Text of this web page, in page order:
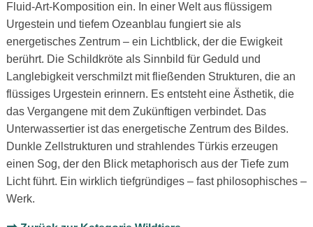
Fluid-Art-Komposition ein. In einer Welt aus flüssigem
Urgestein und tiefem Ozeanblau fungiert sie als
energetisches Zentrum – ein Lichtblick, der die Ewigkeit
berührt. Die Schildkröte als Sinnbild für Geduld und
Langlebigkeit verschmilzt mit fließenden Strukturen, die an
flüssiges Urgestein erinnern. Es entsteht eine Ästhetik, die
das Vergangene mit dem Zukünftigen verbindet. Das
Unterwassertier ist das energetische Zentrum des Bildes.
Dunkle Zellstrukturen und strahlendes Türkis erzeugen
einen Sog, der den Blick metaphorisch aus der Tiefe zum
Licht führt. Ein wirklich tiefgründiges – fast philosophisches –
Werk.